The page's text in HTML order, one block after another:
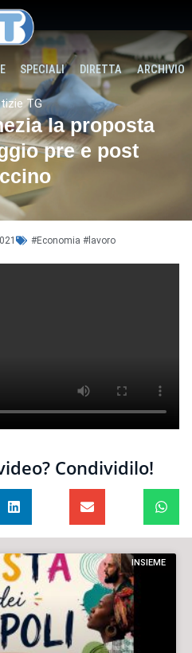
SPECIALI DIRETTA ARCHIVIO
TG
la proposta
pre e post
#Economia #lavoro
Condividilo!
INSIEME